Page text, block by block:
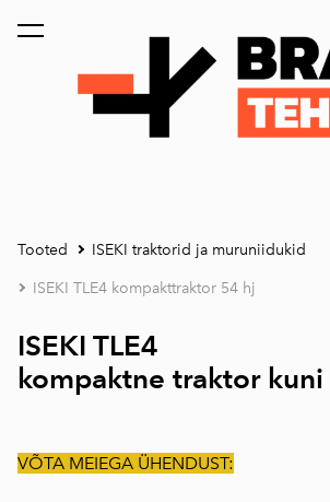
lisati ostukorvi. Vaata ostukorvi
Tooted ISEKI traktorid ja muruniidukid
ISEKI TLE4 kompakttraktor 54 hj
ISEKI TLE4
kompaktne traktor
VÕTA MEIEGA ÜHENDUST: